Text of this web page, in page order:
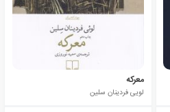
معرکه
لویی فردینان سلین